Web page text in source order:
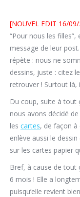
[NOUVEL EDIT 16/
“Pour nous les
message de leur
répète : nous ne
dessins, juste : citez
retrouver ! Surtout
Du coup, suite à tout
nous avons décidé
les cartes, de façon à
enlève aussi le
sur les cartes papier
Bref, à cause de tout
6 mois ! Elle a
puisqu’elle revient